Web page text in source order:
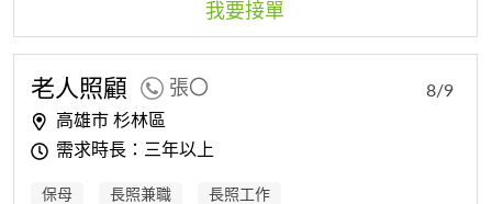
我要接單
老人照顧 張〇
高雄市 杉林區
需求時長：三年以上
8/9
保母 長照兼職 長照工作